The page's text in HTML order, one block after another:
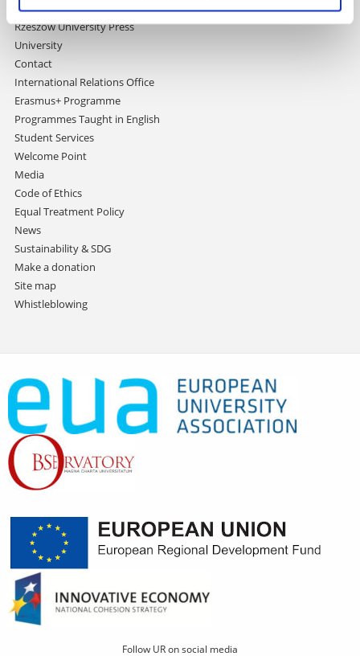
Doctoral School
Rzeszów University Press
University
Contact
International Relations Office
Erasmus+ Programme
Programmes Taught in English
Student Services
Welcome Point
Media
Code of Ethics
Equal Treatment Policy
News
Sustainability & SDG
Make a donation
Site map
Whistleblowing
Follow UR on social media